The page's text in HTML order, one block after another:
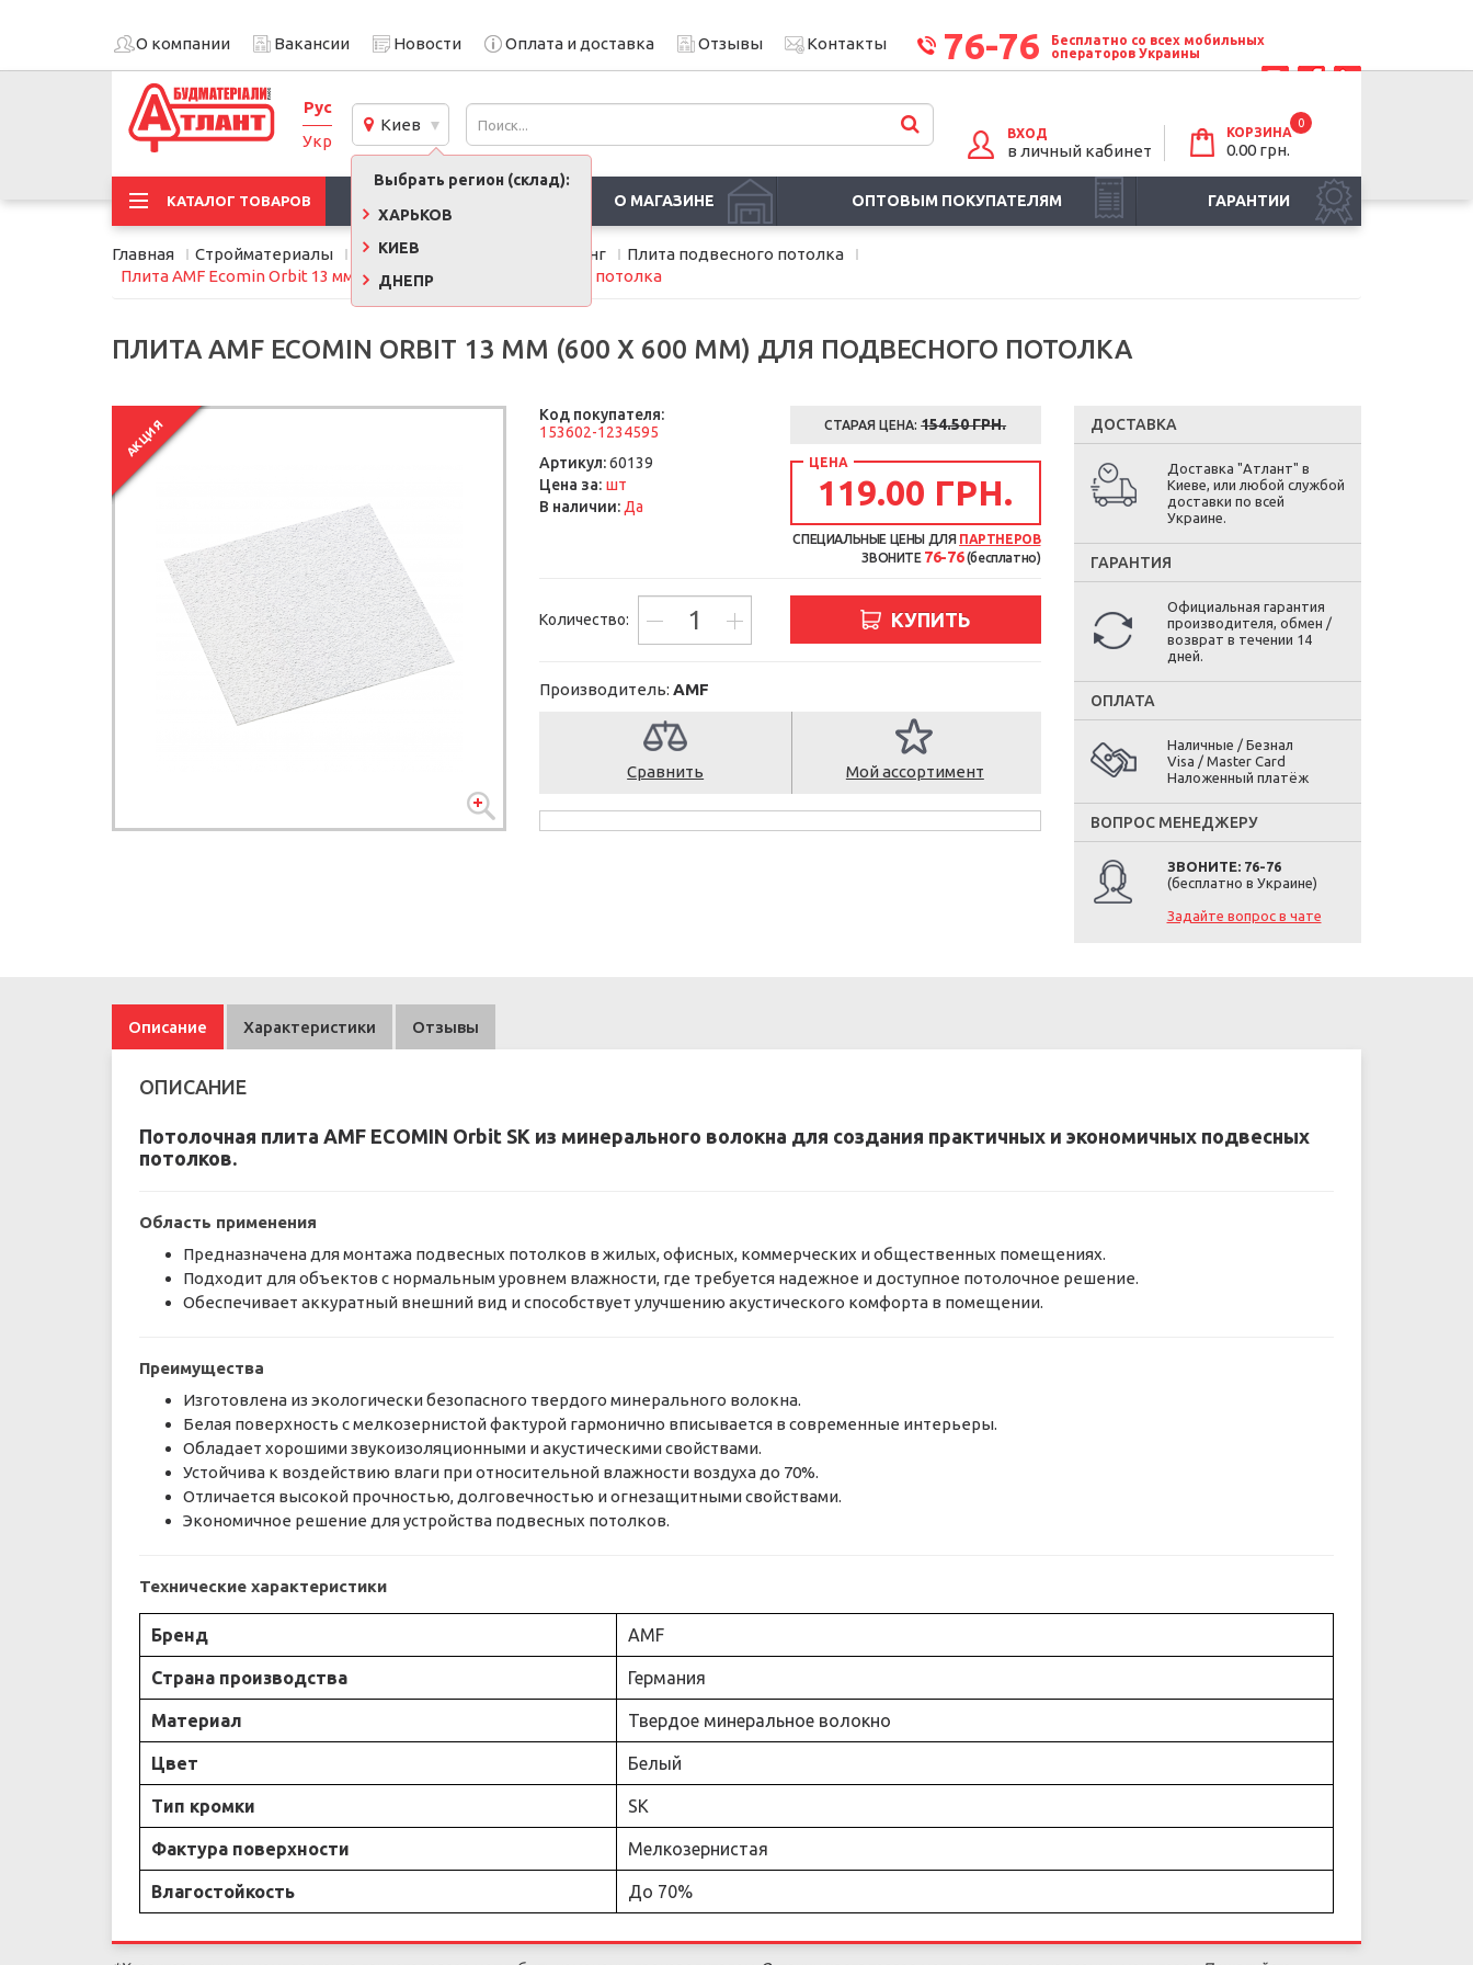
О компании Вакансии Новости Оплата и доставка Отзывы Контакты 76-76
Бесплатно со всех мобильных
операторов Украины
Рус
Укр
Киев
Выбрать регион (склад):
ХАРЬКОВ
КИЕВ
ДНЕПР
ВХОД
в личный кабинет
КОРЗИНА
0
0.00 грн.
КАТАЛОГ ТОВАРОВ О МАГАЗИНЕ ОПТОВЫМ ПОКУПАТЕЛЯМ ГАРАНТИИ
Главная Стройматериалы Подвесные потолки Армстронг
Плита подвесного потолка
Плита AMF Ecomin Orbit 13 мм (600 х 600 мм) для подвесного потолка
ПЛИТА AMF ECOMIN ORBIT 13 ММ (600 Х 600 ММ) ДЛЯ ПОДВЕСНОГО ПОТОЛКА
АКЦИЯ
Код покупателя:
153602-1234595
Артикул:60139
Цена за: шт
В наличии: Да
СТАРАЯ ЦЕНА:154.50 ГРН.
ЦЕНА
119.00 ГРН.
СПЕЦИАЛЬНЫЕ ЦЕНЫ ДЛЯ ПАРТНЕРОВ
ЗВОНИТЕ 76-76(бесплатно)
Количество: КУПИТЬ
Производитель: AMF
Сравнить Мой ассортимент
ДОСТАВКА
Доставка "Атлант" в
Киеве, или любой службой
доставки по всей
Украине.
ГАРАНТИЯ
Официальная гарантия
производителя, обмен /
возврат в течении 14
дней.
ОПЛАТА
Наличные / Безнал
Visa / Master Card
Наложенный платёж
ВОПРОС МЕНЕДЖЕРУ
ЗВОНИТЕ: 76-76
(бесплатно в Украине)
Задайте вопрос в чате
Описание Характеристики Отзывы
ОПИСАНИЕ
Потолочная плита AMF ECOMIN Orbit SK из минерального волокна для создания практичных и экономичных подвесных
потолков.
Область применения
Предназначена для монтажа подвесных потолков в жилых, офисных, коммерческих и общественных помещениях.
Подходит для объектов с нормальным уровнем влажности, где требуется надежное и доступное потолочное решение.
Обеспечивает аккуратный внешний вид и способствует улучшению акустического комфорта в помещении.
Преимущества
Изготовлена из экологически безопасного твердого минерального волокна.
Белая поверхность с мелкозернистой фактурой гармонично вписывается в современные интерьеры.
Обладает хорошими звукоизоляционными и акустическими свойствами.
Устойчива к воздействию влаги при относительной влажности воздуха до 70%.
Отличается высокой прочностью, долговечностью и огнезащитными свойствами.
Экономичное решение для устройства подвесных потолков.
Технические характеристики
Бренд AMF
Страна производства Германия
Материал Твердое минеральное волокно
Цвет Белый
Тип кромки SK
Фактура поверхности Мелкозернистая
Влагостойкость До 70%